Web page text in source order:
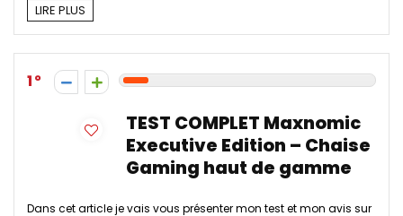
LIRE PLUS
1
TEST COMPLET Maxnomic
Executive Edition – Chaise
Gaming haut de gamme
Dans cet article je vais vous présenter mon test et mon avis sur